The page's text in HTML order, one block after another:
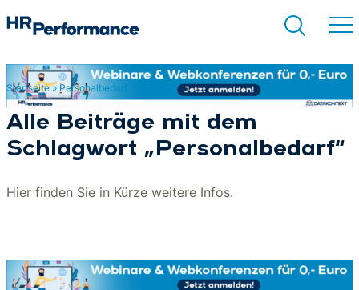
Suchen
Startseite» Personalbedarf
Alle Beiträge mit dem
Schlagwort „Personalbedarf“
Hier finden Sie in Kürze weitere Infos.